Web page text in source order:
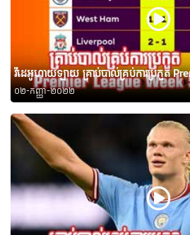
វីដេអូហាយឡាយ គ្រាប់បាល់គ្រប់ការប្រកួត
០២-កញ្ញា-២០២២